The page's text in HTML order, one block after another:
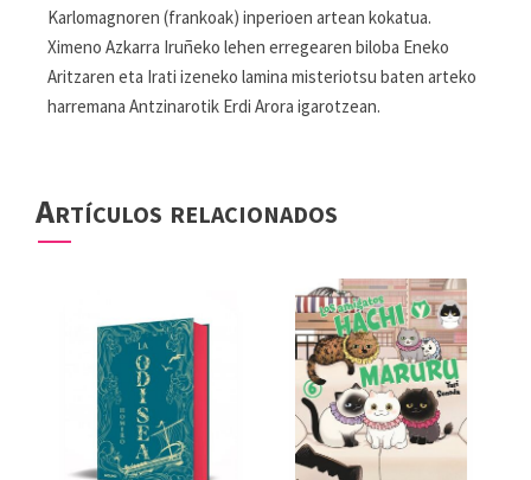
Karlomagnoren (frankoak) inperioen artean kokatua.
Ximeno Azkarra Iruñeko lehen erregearen biloba Eneko
Aritzaren eta Irati izeneko lamina misteriotsu baten arteko
harremana Antzinarotik Erdi Arora igarotzean.
Artículos relacionados